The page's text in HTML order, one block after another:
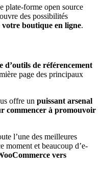
plate-forme open source
des possibilités
boutique en ligne.
d’outils de référencement
page des principaux
offre un puissant arsenal
commencer à promouvoir
l’une des meilleures
moment et beaucoup d’e-
vers